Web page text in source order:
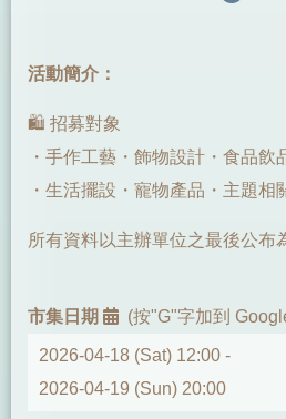
活動簡介：
🛍️ 招募對象
・手作工藝・飾物設計・食品飲
・生活擺設・寵物產品・主題相
所有資料以主辦單位之最後公布
市集日期 (按"G"字加到
2026-04-18 (Sat) 12:00 -
2026-04-19 (Sun) 20:00